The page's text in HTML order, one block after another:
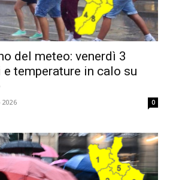
del meteo: venerdì 3
temperature in calo su
2026 0